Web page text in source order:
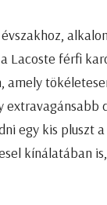
Lacoste férfi
amely
egy kis pluszt
kínálatában